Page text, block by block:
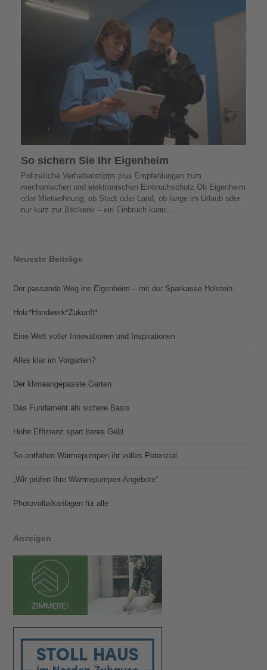
So sichern Sie Ihr Eigenheim
Polizeiliche Verhaltenstipps plus Empfehlungen zum
mechanischen und elektronischen Einbruchschutz Ob Eigenheim
oder Mietwohnung, ob Stadt oder Land, ob lange im Urlaub oder
nur kurz zur Bäckerei – ein Einbruch kann…
Neueste Beiträge
Der passende Weg ins Eigenheim – mit der Sparkasse Holstein
Holz*Handwerk*Zukunft*
Eine Welt voller Innovationen und Inspirationen
Alles klar im Vorgarten?
Der klimaangepasste Garten
Das Fundament als sichere Basis
Hohe Effizienz spart bares Geld
So entfalten Wärmepumpen ihr volles Potenzial
„Wir prüfen Ihre Wärmepumpen-Angebote“
Photovoltaik­­anlagen für alle
Anzeigen